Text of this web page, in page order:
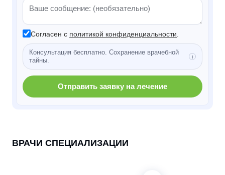
Согласен с политикой конфиденциальности
Консультация бесплатно. Сохранение врачебной
тайны.
Отправить заявку на лечение
ВРАЧИ СПЕЦИАЛИЗАЦИИ